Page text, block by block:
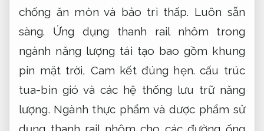
chống ăn mòn và bảo trì thấp. Luôn sẵn
sàng. Ứng dụng thanh rail nhôm trong
ngành năng lượng tái tạo bao gồm khung
pin mặt trời, Cam kết đúng hẹn. cấu trúc
tua-bin gió và các hệ thống lưu trữ năng
lượng. Ngành thực phẩm và dược phẩm sử